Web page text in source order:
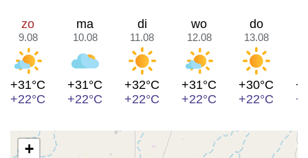
zo
9.08
+31°C
+22°C
ma
10.08
+31°C
+22°C
di
11.08
+32°C
+22°C
wo
12.08
+31°C
+22°C
do
13.08
+30°C
+22°C
+